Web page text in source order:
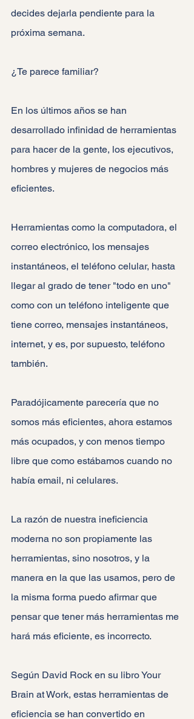
decides dejarla pendiente para la
próxima semana.
¿Te parece familiar?
En los últimos años se han
desarrollado infinidad de herramientas
para hacer de la gente, los ejecutivos,
hombres y mujeres de negocios más
eficientes.
Herramientas como la computadora, el
correo electrónico, los mensajes
instantáneos, el teléfono celular, hasta
llegar al grado de tener "todo en uno"
como con un teléfono inteligente que
tiene correo, mensajes instantáneos,
internet, y es, por supuesto, teléfono
también.
Paradójicamente parecería que no
somos más eficientes, ahora estamos
más ocupados, y con menos tiempo
libre que como estábamos cuando no
había email, ni celulares.
La razón de nuestra ineficiencia
moderna no son propiamente las
herramientas, sino nosotros, y la
manera en la que las usamos, pero de
la misma forma puedo afirmar que
pensar que tener más herramientas me
hará más eficiente, es incorrecto.
Según David Rock en su libro Your
Brain at Work, estas herramientas de
eficiencia se han convertido en